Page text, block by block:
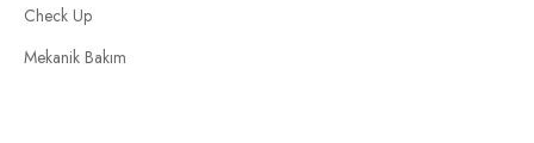
Check Up
Mekanik Bakım